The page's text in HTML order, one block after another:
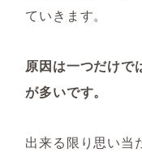
ていきます。
原因は一つだけで
が多いです。
出来る限り思い当